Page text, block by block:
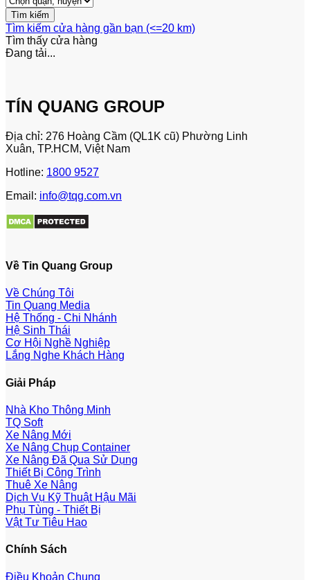
Tìm kiếm cửa hàng gần bạn (<=20 km)
Tìm thấy cửa hàng
Đang tải...
TÍN QUANG GROUP
Địa chỉ: 276 Hoàng Cầm (QL1K cũ) Phường Linh
Xuân, TP.HCM, Việt Nam
Hotline: 1800 9527
Email: info@tqg.com.vn
Về Tin Quang Group
Về Chúng Tôi
Tin Quang Media
Hệ Thống - Chi Nhánh
Hệ Sinh Thái
Cơ Hội Nghề Nghiệp
Lắng Nghe Khách Hàng
Giải Pháp
Nhà Kho Thông Minh
TQ Soft
Xe Nâng Mới
Xe Nâng Chụp Container
Xe Nâng Đã Qua Sử Dụng
Thiết Bị Công Trình
Thuê Xe Nâng
Dịch Vụ Kỹ Thuật Hậu Mãi
Phụ Tùng - Thiết Bị
Vật Tư Tiêu Hao
Chính Sách
Điều Khoản Chung